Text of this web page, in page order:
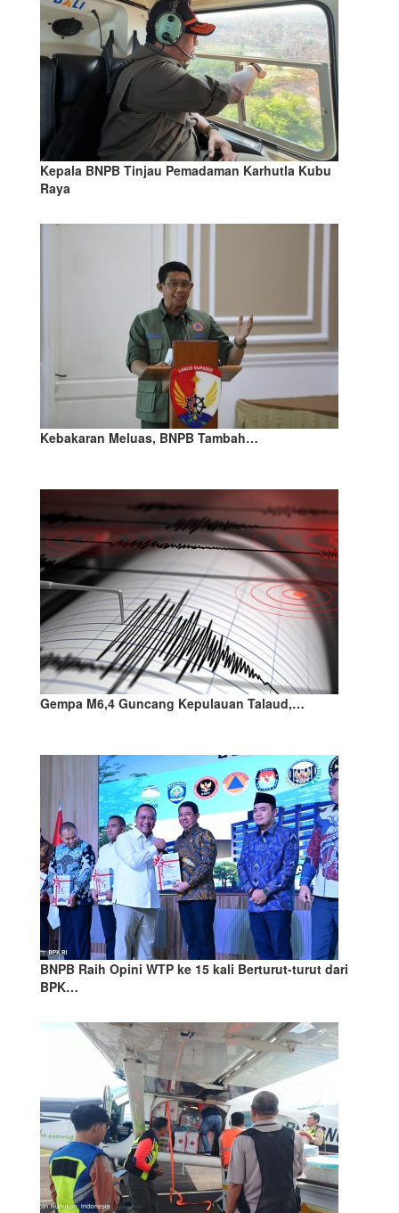
Kepala BNPB Tinjau Pemadaman Karhutla Kubu
Raya
Kebakaran Meluas, BNPB Tambah…
Gempa M6,4 Guncang Kepulauan Talaud,…
BNPB Raih Opini WTP ke 15 kali Berturut-turut dari
BPK…